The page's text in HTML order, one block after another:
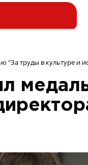
"За труды в культуре и